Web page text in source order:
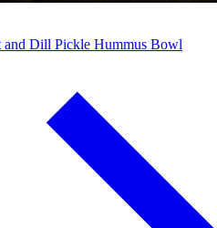
and Dill Pickle Hummus Bowl